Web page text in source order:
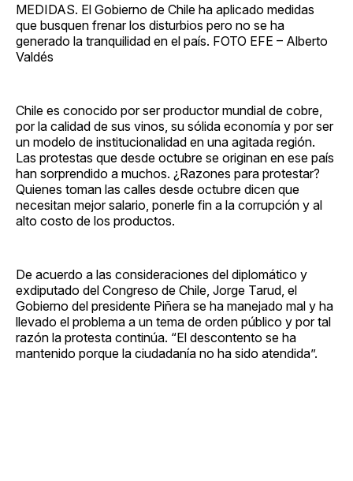
MEDIDAS. El Gobierno de Chile ha aplicado medidas
que busquen frenar los disturbios pero no se ha
generado la tranquilidad en el país. FOTO EFE – Alberto
Valdés
Chile es conocido por ser productor mundial de cobre,
por la calidad de sus vinos, su sólida economía y por ser
un modelo de institucionalidad en una agitada región.
Las protestas que desde octubre se originan en ese país
han sorprendido a muchos. ¿Razones para protestar?
Quienes toman las calles desde octubre dicen que
necesitan mejor salario, ponerle fin a la corrupción y al
alto costo de los productos.
De acuerdo a las consideraciones del diplomático y
exdiputado del Congreso de Chile, Jorge Tarud, el
Gobierno del presidente Piñera se ha manejado mal y ha
llevado el problema a un tema de orden público y por tal
razón la protesta continúa. “El descontento se ha
mantenido porque la ciudadanía no ha sido atendida”.